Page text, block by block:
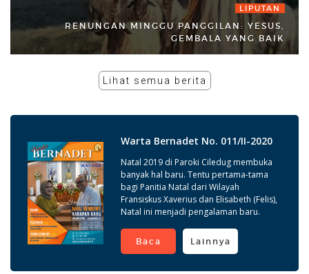
LIPUTAN
RENUNGAN MINGGU PANGGILAN: YESUS,
GEMBALA YANG BAIK
Lihat semua berita
Warta Bernadet No. 011/II-2020
Natal 2019 di Paroki Ciledug membuka
banyak hal baru. Tentu pertama-tama
bagi Panitia Natal dari Wilayah
Fransiskus Xaverius dan Elisabeth (Felis),
Natal ini menjadi pengalaman baru.
Baca Lainnya